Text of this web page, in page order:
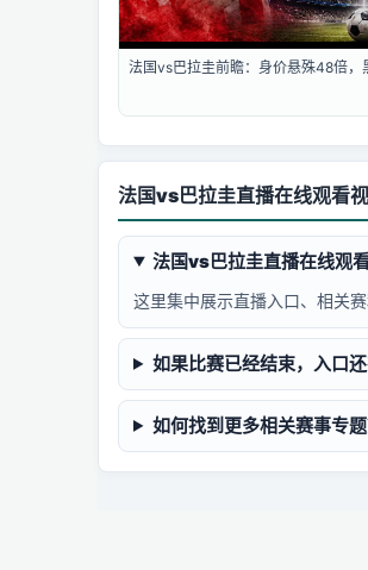
法国vs巴拉圭前瞻：身价悬殊48倍，
法国vs巴拉圭直播在线观看
法国vs巴拉圭直播在线观
这里集中展示直播入口、相关
如果比赛已经结束，入口还
如何找到更多相关赛事专题